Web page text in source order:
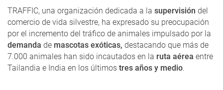
TRAFFIC, una organización dedicada a la supervisión del
comercio de vida silvestre, ha expresado su preocupación
por el incremento del tráfico de animales impulsado por la
demanda de mascotas exóticas, destacando que más de
7.000 animales han sido incautados en la ruta aérea entre
Tailandia e India en los últimos tres años y medio.